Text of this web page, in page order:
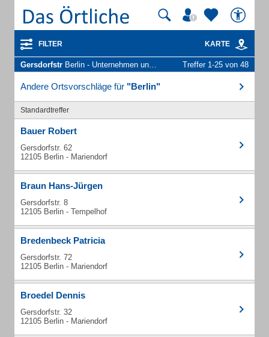
FILTER KARTE
Gersdorfstr Berlin - Unternehmen und Personen Treffer 1-25 von 48
Andere Ortsvorschläge für "Berlin"
Standardtreffer
Bauer Robert
Gersdorfstr. 62
12105 Berlin - Mariendorf
Braun Hans-Jürgen
Gersdorfstr. 8
12105 Berlin - Tempelhof
Bredenbeck Patricia
Gersdorfstr. 72
12105 Berlin - Mariendorf
Broedel Dennis
Gersdorfstr. 32
12105 Berlin - Mariendorf